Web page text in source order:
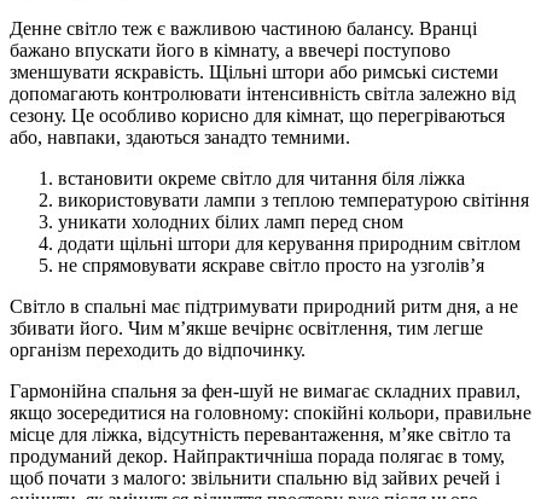
Денне світло теж є важливою частиною балансу. Вранці
бажано впускати його в кімнату, а ввечері поступово
зменшувати яскравість. Щільні штори або римські системи
допомагають контролювати інтенсивність світла залежно від
сезону. Це особливо корисно для кімнат, що перегріваються
або, навпаки, здаються занадто темними.
встановити окреме світло для читання біля ліжка
використовувати лампи з теплою температурою світіння
уникати холодних білих ламп перед сном
додати щільні штори для керування природним світлом
не спрямовувати яскраве світло просто на узголів’я
Світло в спальні має підтримувати природний ритм дня, а не
збивати його. Чим м’якше вечірнє освітлення, тим легше
організм переходить до відпочинку.
Гармонійна спальня за фен-шуй не вимагає складних правил,
якщо зосередитися на головному: спокійні кольори, правильне
місце для ліжка, відсутність перевантаження, м’яке світло та
продуманий декор. Найпрактичніша порада полягає в тому,
щоб почати з малого: звільнити спальню від зайвих речей і